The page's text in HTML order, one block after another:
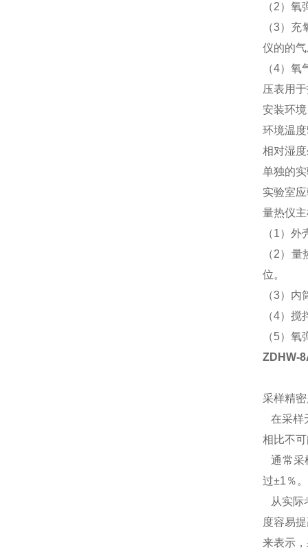
（2）
（3）
仪的的
（4）
压表用
安装环境
环境温
相对湿
单独的
实验室
量热仪
（1）外
（2）量
位。
（3）内
（4）搅
（5）氧
ZDHW-
采样精
在采样
相比不
通常采
过±1％
从实际
度容易
来表示